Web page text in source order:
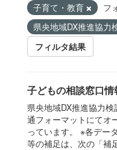
子育て・教育
フ
県央地域DX推進協力
フィルタ結果
子どもの相談窓口情
県央地域DX推進協力
通フォーマットにてオ
っています。 ※各デー
等の補足は、次の「補